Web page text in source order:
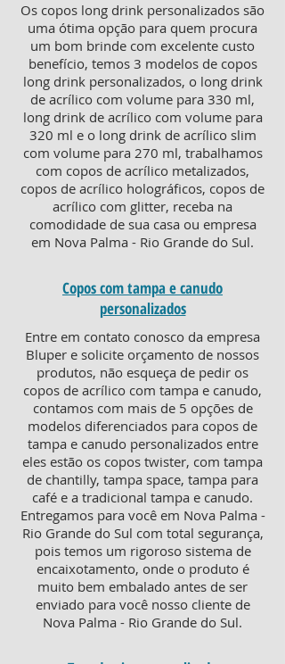
Os copos long drink personalizados são
uma ótima opção para quem procura
um bom brinde com excelente custo
benefício, temos 3 modelos de copos
long drink personalizados, o long drink
de acrílico com volume para 330 ml,
long drink de acrílico com volume para
320 ml e o long drink de acrílico slim
com volume para 270 ml, trabalhamos
com copos de acrílico metalizados,
copos de acrílico holográficos, copos de
acrílico com glitter, receba na
comodidade de sua casa ou empresa
em Nova Palma - Rio Grande do Sul.
Copos com tampa e canudo
personalizados
Entre em contato conosco da empresa
Bluper e solicite orçamento de nossos
produtos, não esqueça de pedir os
copos de acrílico com tampa e canudo,
contamos com mais de 5 opções de
modelos diferenciados para copos de
tampa e canudo personalizados entre
eles estão os copos twister, com tampa
de chantilly, tampa space, tampa para
café e a tradicional tampa e canudo.
Entregamos para você em Nova Palma -
Rio Grande do Sul com total segurança,
pois temos um rigoroso sistema de
encaixotamento, onde o produto é
muito bem embalado antes de ser
enviado para você nosso cliente de
Nova Palma - Rio Grande do Sul.